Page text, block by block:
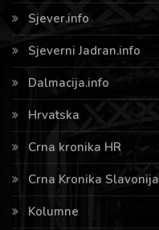
Sjever.info
Sjeverni Jadran.info
Dalmacija.info
Hrvatska
Crna kronika HR
Crna Kronika Slavonija
Kolumne